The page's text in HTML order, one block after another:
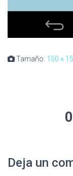
Tamaño: 150 ×
Deja un